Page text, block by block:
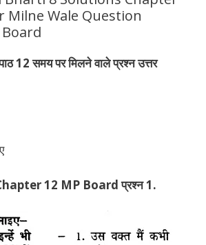
Milne Wale Question
12 समय पर मिलने वाले प्रश्न उत्तर
12 MP Board प्रश्न 1.